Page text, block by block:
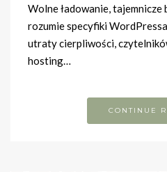
Wolne ładowanie,
rozumie specyfiki
utraty cierpliwości,
hosting…
CONTINUE